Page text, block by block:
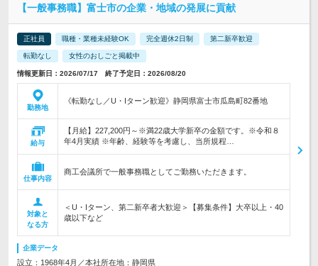
【一般事務職】富士市の企業・地域の発展に貢献
正社員 職種・業種未経験OK 完全週休2日制 第二新卒歓迎
転勤なし 女性のおしごと掲載中
情報更新日：2026/07/17 終了予定日：2026/08/20
勤務地
《転勤なし／U・Iターン歓迎》静岡県富士市瓜島町82番地
給与
【月給】227,200円～※満22歳大学新卒の金額です。※令和８
年4月実績 ※年齢、経験等を考慮し、当所規程…
仕事内容
商工会議所で一般事務職としてご勤務いただきます。
対象と
なる方
＜U・Iターン、第二新卒者大歓迎＞【募集条件】大卒以上・40
歳以下など
企業データ
設立：1968年4月／本社所在地：静岡県